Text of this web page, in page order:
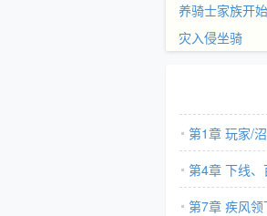
养骑士家族开始
灾入侵坐骑
第1章 玩家/
第4章 下线
第7章 疾风领